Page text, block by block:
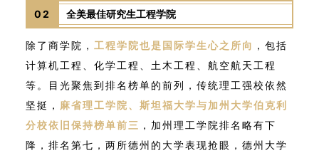
02 全美最佳研究生工程学院
除了商学院， 工程学院也是国际学生心之所向 ，包括
计算机工程、化学工程、土木工程、航空航天工程
等。目光聚焦到排名榜单的前列，传统理工强校依然
坚挺， 麻省理工学院、斯坦福大学与加州大学伯克利
分校依旧保持榜单前三 ，加州理工学院排名略有下
降，排名第七，两所德州的大学表现抢眼，德州大学